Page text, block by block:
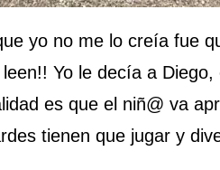
yo no me lo creía fue
Yo le decía a
es que el niñ@ va
tienen que jugar y